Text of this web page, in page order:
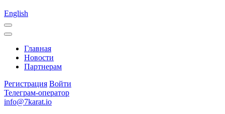
English
Главная
Новости
Партнерам
Регистрация Войти
Телеграм-оператор
info@7karat.io